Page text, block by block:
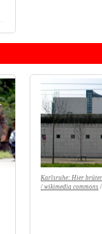
Karlsruhe: Hier
/ wikimedia commons /